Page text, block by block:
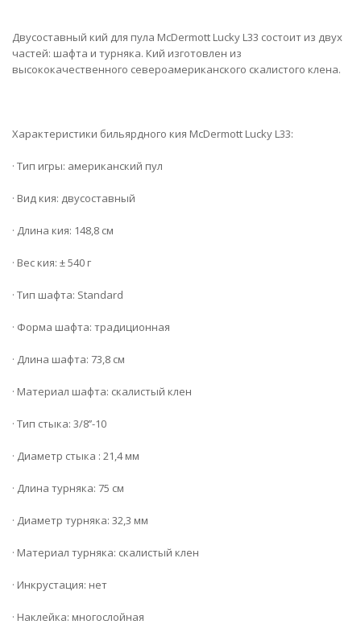
Двусоставный кий для пула McDermott Lucky L33 состоит из двух
частей: шафта и турняка. Кий изготовлен из
высококачественного североамериканского скалистого клена.
Характеристики бильярдного кия McDermott Lucky L33:
· Тип игры: американский пул
· Вид кия: двусоставный
· Длина кия: 148,8 см
· Вес кия: ± 540 г
· Тип шафта: Standard
· Форма шафта: традиционная
· Длина шафта: 73,8 см
· Материал шафта: скалистый клен
· Тип стыка: 3/8’’-10
· Диаметр стыка : 21,4 мм
· Длина турняка: 75 см
· Диаметр турняка: 32,3 мм
· Материал турняка: скалистый клен
· Инкрустация: нет
· Наклейка: многослойная